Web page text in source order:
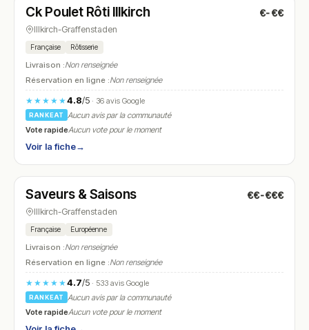
N° 11
Ck Poulet Rôti Illkirch €-€€
Illkirch-Graffenstaden
Française Rôtisserie
Livraison :Non renseignée
Réservation en ligne :Non renseignée
★★★★★4.8/5· 36 avis Google
RANKEAT
Aucun avis par la communauté
Vote rapideAucun vote pour le moment
Voir la fiche→
N° 12
Saveurs & Saisons €€-€€€
Illkirch-Graffenstaden
Française Européenne
Livraison :Non renseignée
Réservation en ligne :Non renseignée
★★★★★4.7/5· 533 avis Google
RANKEAT
Aucun avis par la communauté
Vote rapideAucun vote pour le moment